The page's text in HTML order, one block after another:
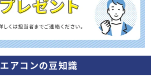
エアコンの豆知識